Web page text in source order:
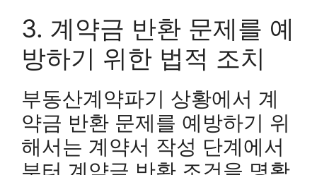
3. 계약금 반환 문제를 예
방하기 위한 법적 조치
부동산계약파기 상황에서 계
약금 반환 문제를 예방하기 위
해서는 계약서 작성 단계에서
부터 계약금 반환 조건을 명확